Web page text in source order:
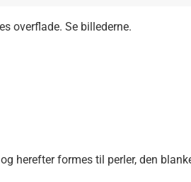
overflade. Se billederne.
herefter formes til perler, den